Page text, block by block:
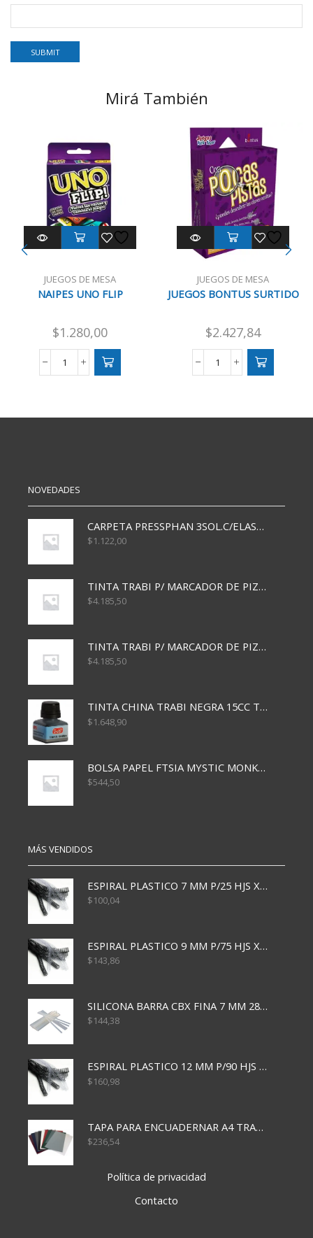
Mirá También
JUEGOS DE MESA
NAIPES UNO FLIP
$1.280,00
NAIPES
JUEGOS DE MESA
JUEGOS BONTUS SURTIDO
$2.427,84
JUEGOS
NOVEDADES
CARPETA PRESSPHAN 3SOL.C/ELAST MARRON A4 P01A
$1.122,00
TINTA TRABI P/ MARCADOR DE PIZARRA x30ml AZUL
$4.185,50
TINTA TRABI P/ MARCADOR DE PIZARRA x30ml ROJO
$4.185,50
TINTA CHINA TRABI NEGRA 15CC TR3460
$1.648,90
BOLSA PAPEL FTSIA MYSTIC MONKEY 14/08/20
$544,50
MÁS VENDIDOS
ESPIRAL PLASTICO 7 MM P/25 HJS X50x3000
$100,04
ESPIRAL PLASTICO 9 MM P/75 HJS X50X2400
$143,86
SILICONA BARRA CBX FINA 7 MM 28 CM
$144,38
ESPIRAL PLASTICO 12 MM P/90 HJS X50X1500
$160,98
TAPA PARA ENCUADERNAR A4 TRANSP x50x500
$236,54
Política de privacidad
Contacto